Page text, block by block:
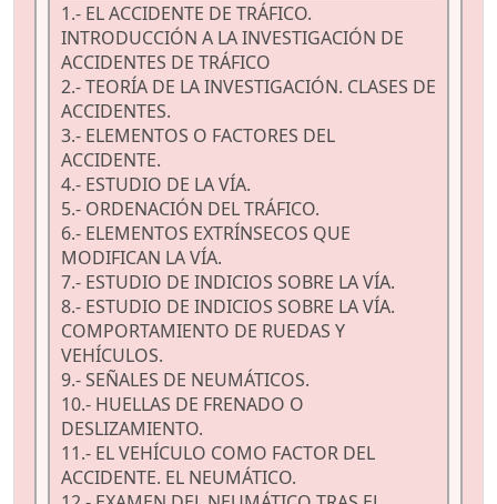
1.- EL ACCIDENTE DE TRÁFICO.
INTRODUCCIÓN A LA INVESTIGACIÓN DE
ACCIDENTES DE TRÁFICO
2.- TEORÍA DE LA INVESTIGACIÓN. CLASES DE
ACCIDENTES.
3.- ELEMENTOS O FACTORES DEL
ACCIDENTE.
4.- ESTUDIO DE LA VÍA.
5.- ORDENACIÓN DEL TRÁFICO.
6.- ELEMENTOS EXTRÍNSECOS QUE
MODIFICAN LA VÍA.
7.- ESTUDIO DE INDICIOS SOBRE LA VÍA.
8.- ESTUDIO DE INDICIOS SOBRE LA VÍA.
COMPORTAMIENTO DE RUEDAS Y
VEHÍCULOS.
9.- SEÑALES DE NEUMÁTICOS.
10.- HUELLAS DE FRENADO O
DESLIZAMIENTO.
11.- EL VEHÍCULO COMO FACTOR DEL
ACCIDENTE. EL NEUMÁTICO.